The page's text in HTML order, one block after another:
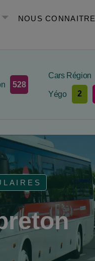
NOUS CONNAITRE
528
Cars Région
Yégo 2